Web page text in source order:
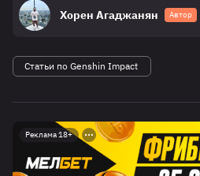
Хорен Агаджанян Автор
Статьи по Genshin Impact
Реклама 18+